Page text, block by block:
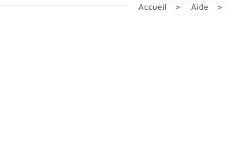
Accueil Aide